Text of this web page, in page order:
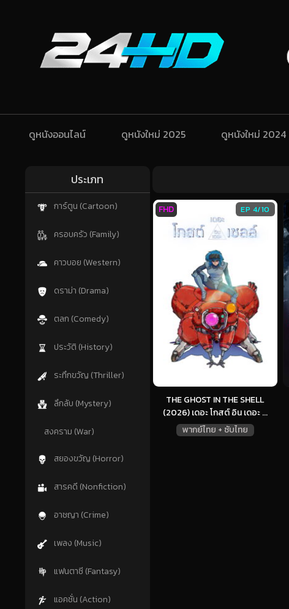
ดูหนังออนไลน์ ดูหนังใหม่ 2025 ดูหนังใหม่ 2024
ประเภท
การ์ตูน (Cartoon)
ครอบครัว (Family)
คาวบอย (Western)
ดราม่า (Drama)
ตลก (Comedy)
ประวัติ (History)
ระทึกขวัญ (Thriller)
ลึกลับ (Mystery)
สงคราม (War)
สยองขวัญ (Horror)
สารคดี (Nonfiction)
อาชญา (Crime)
เพลง (Music)
แฟนตาซี (Fantasy)
แอคชั่น (Action)
THE GHOST IN THE SHELL
(2026) เดอะ โกสต์ อิน เดอะ ...
พากย์ไทย + ซับไทย
EP 4/10
FHD